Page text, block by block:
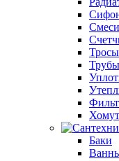
Баки